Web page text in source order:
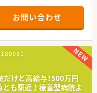
集合研修だけでなく任意で受
います
躍する従業員、将来経営幹部
々な活躍ができるフィールド
・19時までの勤務）どちらか
・クリニック併設店舗」「敷
など様々な店舗を運営してい
お問い合わせ
189980
だけど高給与！500万円
とも駅近♪療養型病院よ